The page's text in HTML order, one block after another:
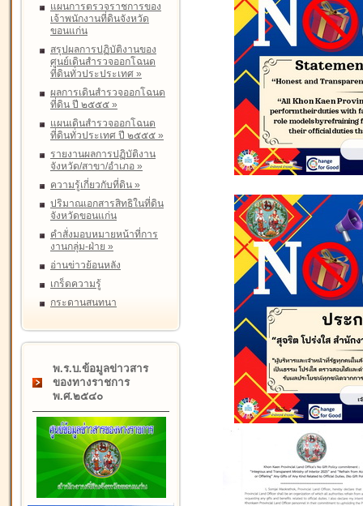
แผนการตรวจราชการของ
เจ้าพนักงานที่ดินจังหวัด
ขอนแก่น
สรุปผลการปฏิบัติงานของ
ศูนย์เดินสำรวจออกโฉนด
ที่ดินทั่วประประเทศ »
ผลการเดินสำรวจออกโฉนด
ที่ดิน ปี ๒๕๕๕ »
แผนเดินสำรวจออกโฉนด
ที่ดินทั่วประเทศ ปี ๒๕๕๕ »
รายงานผลการปฏิบัติงาน
จังหวัด/สาขา/อำเภอ »
ความรู้เกี่ยวกับที่ดิน »
ปริมาณเอกสารสิทธิในที่ดิน
จังหวัดขอนแก่น
คำสั่งมอบหมายหน้าที่การ
งานกลุ่ม-ฝ่าย »
อ่านข่าวย้อนหลัง
เกร็ดความรู้
กระดานสนทนา
พ.ร.บ.ข้อมูลข่าวสาร
ของทางราชการ
พ.ศ.๒๕๔๐